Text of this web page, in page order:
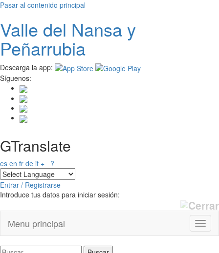
Pasar al contenido principal
Valle del Nansay
Peñarrubia
Descarga la app:
Síguenos:
GTranslate
es en fr de it + ?
Entrar / Registrarse
Introduce tus datos para iniciar sesión:
Menu principal